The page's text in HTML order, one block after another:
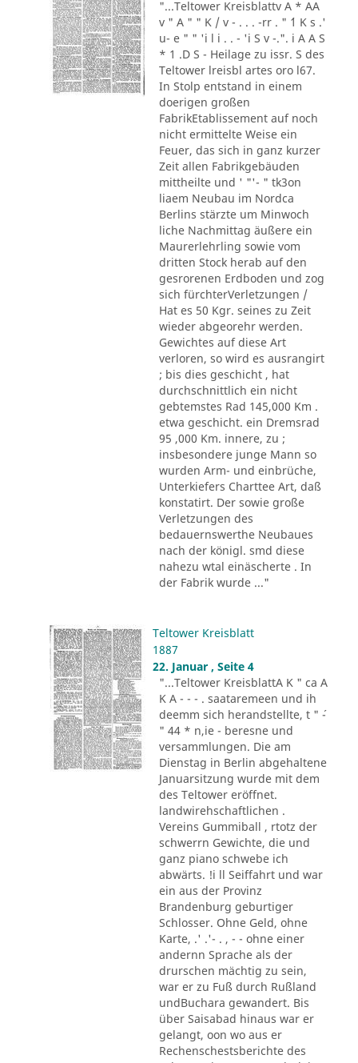
"...Teltower Kreisblattv A * AA
v " A " " K / v - . . . -rr . " ´1 K s .'
u- e " " 'i l i . . - 'i S v -.". i A A S
* 1 .D S - Heilage zu issr. S des
Teltower lreisbl artes oro l67.
In Stolp entstand in einem
doerigen großen
FabrikEtablissement auf noch
nicht ermittelte Weise ein
Feuer, das sich in ganz kurzer
Zeit allen Fabrikgebäuden
mittheilte und ' "'- " tk3on
liaem Neubau im Nordca
Berlins stärzte um Minwoch
liche Nachmittag äußere ein
Maurerlehrling sowie vom
dritten Stock herab auf den
gesrorenen Erdboden und zog
sich fürchterVerletzungen /
Hat es 50 Kgr. seines zu Zeit
wieder abgeorehr werden.
Gewichtes auf diese Art
verloren, so wird es ausrangirt
; bis dies geschicht , hat
durchschnittlich ein nicht
gebtemstes Rad 145,000 Km .
etwa geschicht. ein Dremsrad
95 ,000 Km. innere, zu ;
insbesondere junge Mann so
wurden Arm- und einbrüche,
Unterkiefers Charttee Art, daß
konstatirt. Der sowie große
Verletzungen des
bedauernswerthe Neubaues
nach der königl. smd diese
nahezu wtal einäscherte . In
der Fabrik wurde ..."
Teltower Kreisblatt
1887
22. Januar , Seite 4
"...Teltower KreisblattA K " ca A
K A - - - . saataremeen und ih
deemm sich herandstellte, t " ´-
" 44 * n,ie - beresne und
versammlungen. Die am
Dienstag in Berlin abgehaltene
Januarsitzung wurde mit dem
des Teltower eröffnet.
landwirehschaftlichen .
Vereins Gummiball , rtotz der
schwerrn Gewichte, die und
ganz piano schwebe ich
abwärts. !i ll Seiffahrt und war
ein aus der Provinz
Brandenburg geburtiger
Schlosser. Ohne Geld, ohne
Karte, .' .'- . , - - ohne einer
andernn Sprache als der
drurschen mächtig zu sein,
war er zu Fuß durch Rußland
undBuchara gewandert. Bis
über Saisabad hinaus war er
gelangt, oon wo aus er
Rechenschestsberichte des